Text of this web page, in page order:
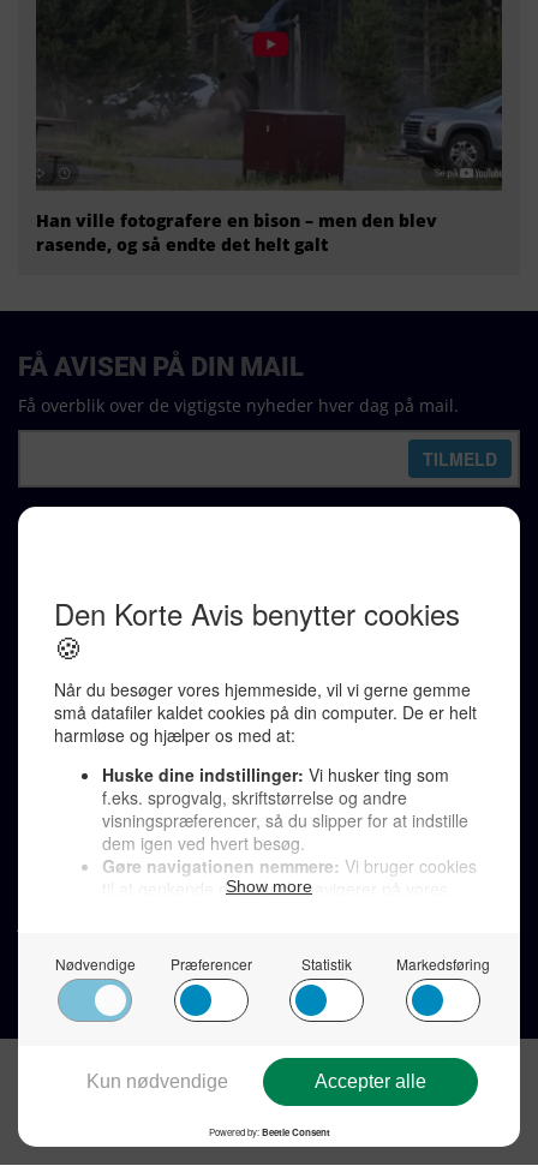
Han ville fotografere en bison – men den blev
rasende, og så endte det helt galt
Karen Jespersen
Redaktionen kontaktes via mail til
redaktion@denkorteavis.dk
Telefonsvarer 20 30 10 96
Von Ostensgade 22, 2791 Dragør
LINKS
Tidligere aviser >
Støt Den Korte Avis >
Send et læserbrev >
Privatlivspolitik >
FÅ AVISEN PÅ DIN MAIL
Få overblik over de vigtigste nyheder hver dag på mail.